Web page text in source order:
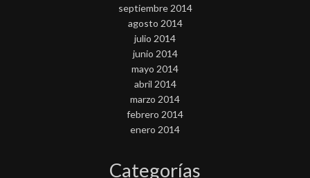
septiembre 2014
agosto 2014
julio 2014
junio 2014
mayo 2014
abril 2014
marzo 2014
febrero 2014
enero 2014
Categorías